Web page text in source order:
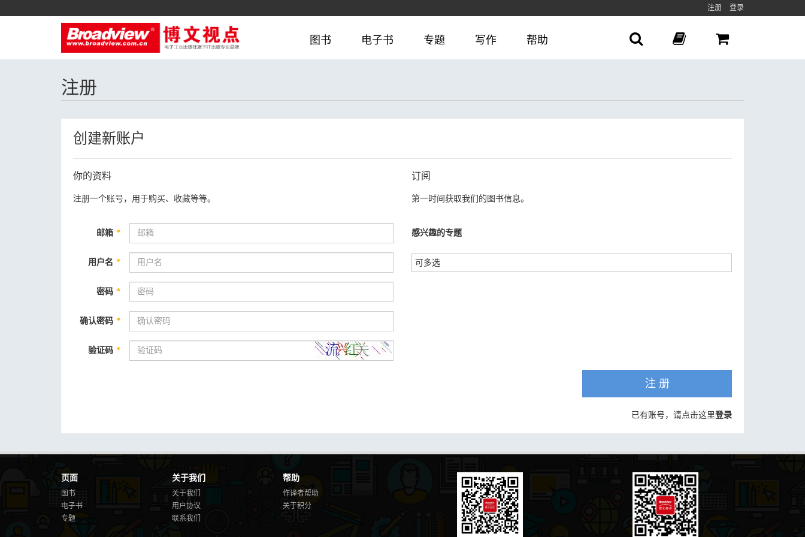
注册 登录
图书 电子书 专题 写作 帮助
注册
创建新账户
你的资料
注册一个账号，用于购买、收藏等等。
邮箱 *
用户名 *
密码 *
确认密码 *
验证码 *
订阅
第一时间获取我们的图书信息。
感兴趣的专题
注 册
已有账号，请点击这里登录
页面
图书
电子书
专题
关于我们
关于我们
用户协议
联系我们
帮助
作译者帮助
关于积分